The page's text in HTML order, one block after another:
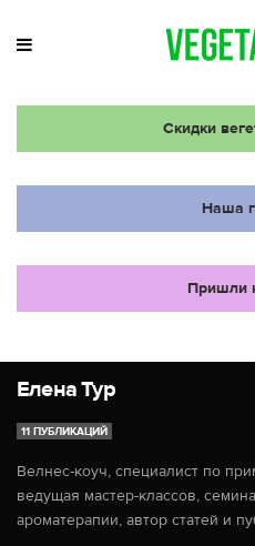
Скидки
Наша
Пришли
Елена Тур
11 ПУБЛИКАЦИЙ
Велнес-коуч, специалист по
ведущая мастер-классов,
ароматерапии, автор статей и